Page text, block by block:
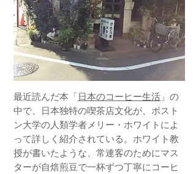
最近読んだ本「日本のコーヒー生活 」の
中で、日本独特の喫茶店文化が、ボスト
ン大学の人類学者メリー・ホワイトによ
って詳しく紹介されている。ホワイト教
授が書いたような、常連客のためにマス
ターが自焙煎豆で一杯ずつ丁寧にコーヒ